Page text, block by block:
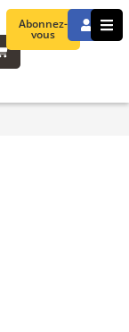
Abonnez-
vous